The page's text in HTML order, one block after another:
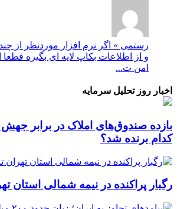
رستمی » اگر نرم افزار موردنظر از چند
و از اطلاعات بکاپ لایه ای بگیره
امن ت...
اخبار روز تحلیل سرمایه
بازده صندوق‌های املاک در برابر
کدام برنده شد؟
رگبار پراکنده در نیمه شمالی استان